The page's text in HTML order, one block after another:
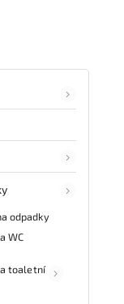
odpadky
WC
toaletní